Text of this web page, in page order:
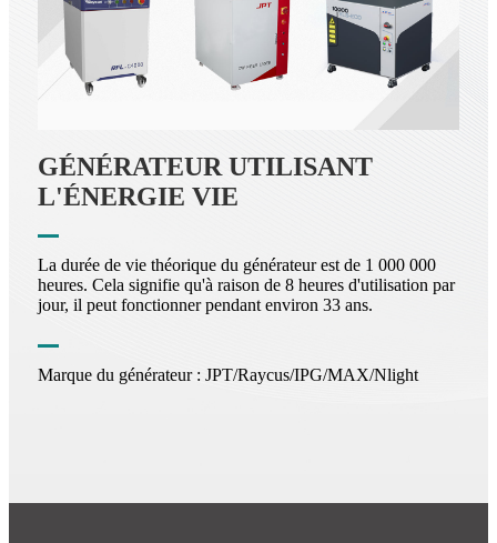
GÉNÉRATEUR UTILISANT
L'ÉNERGIE VIE
La durée de vie théorique du générateur est de 1 000 000
heures. Cela signifie qu'à raison de 8 heures d'utilisation par
jour, il peut fonctionner pendant environ 33 ans.
Marque du générateur : JPT/Raycus/IPG/MAX/Nlight